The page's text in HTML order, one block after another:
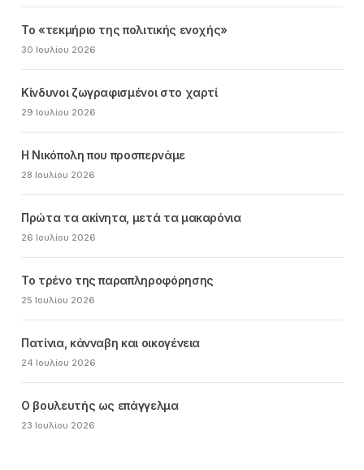
Το «τεκμήριο της πολιτικής ενοχής»
30 Ιουλίου 2026
Κίνδυνοι ζωγραφισμένοι στο χαρτί
29 Ιουλίου 2026
Η Νικόπολη που προσπερνάμε
28 Ιουλίου 2026
Πρώτα τα ακίνητα, μετά τα μακαρόνια
26 Ιουλίου 2026
Το τρένο της παραπληροφόρησης
25 Ιουλίου 2026
Πατίνια, κάνναβη και οικογένεια
24 Ιουλίου 2026
Ο βουλευτής ως επάγγελμα
23 Ιουλίου 2026